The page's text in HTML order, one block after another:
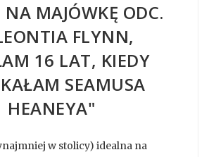
NA MAJÓWKĘ ODC.
FLYNN,
16 LAT, KIEDY
SEAMUSA
HEANEYA"
w stolicy) idealna na